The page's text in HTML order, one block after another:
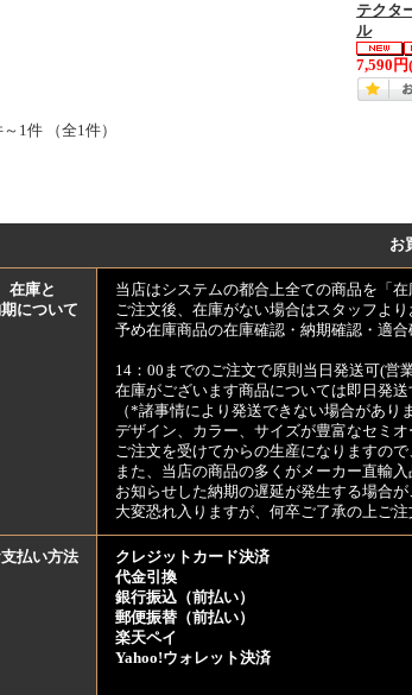
テクタ
ル
7,590円
～1件 （全1件）
お
在庫と
について
当店はシステムの都合上全ての商品を「在
ご注文後、在庫がない場合はスタッフより
予め在庫商品の在庫確認・納期確認・適
14：00までのご注文で原則当日発送可(営
在庫がございます商品については即日発送
（*諸事情により発送できない場合があり
デザイン、カラー、サイズが豊富なセミ
ご注文を受けてからの生産になりますの
また、当店の商品の多くがメーカー直輸
お知らせした納期の遅延が発生する場合が
大変恐れ入りますが、何卒ご了承の上ご注
払い方法
クレジットカード決済
代金引換
銀行振込（前払い）
郵便振替（前払い）
楽天ペイ
Yahoo!ウォレット決済